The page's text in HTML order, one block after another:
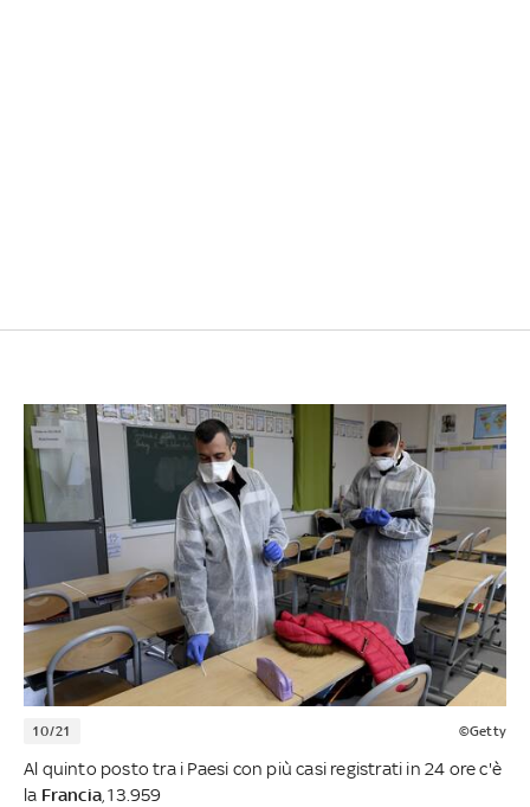
10/21 ©Getty
Al quinto posto tra i Paesi con più casi registrati in 24 ore c'è
la Francia , 13.959